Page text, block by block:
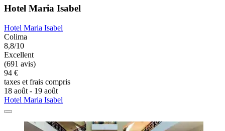
Hotel Maria Isabel
Hotel Maria Isabel
Colima
8,8/10
Excellent
(691 avis)
94 €
taxes et frais compris
18 août - 19 août
Hotel Maria Isabel